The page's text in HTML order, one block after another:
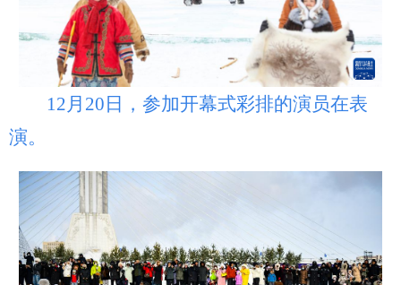
12月20日，参加开幕式彩排的演员在表
演。